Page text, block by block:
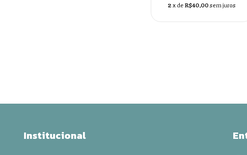
2x deR$40,00sem juros
Institucional